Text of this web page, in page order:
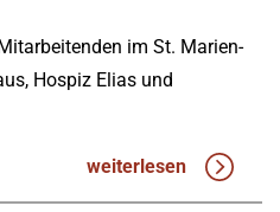
im St. Marien-
Hospiz Elias und
weiterlesen